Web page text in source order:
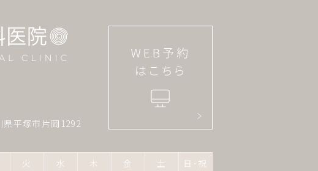
平塚市片岡1292
火 水 木 金 土
日･祝